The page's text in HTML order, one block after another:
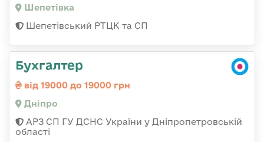
Шепетівка
Шепетівський РТЦК та СП
Бухгалтер
від 19000 до 19000 грн
Дніпро
АРЗ СП ГУ ДСНС України у Дніпропетровській
області